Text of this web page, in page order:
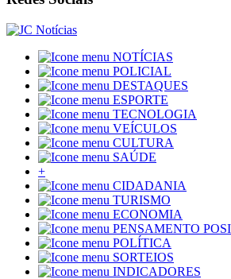
NOTÍCIAS
POLICIAL
DESTAQUES
ESPORTE
TECNOLOGIA
VEÍCULOS
CULTURA
SAÚDE
+
CIDADANIA
TURISMO
ECONOMIA
PENSAMENTO
POLÍTICA
SORTEIOS
INDICADORES